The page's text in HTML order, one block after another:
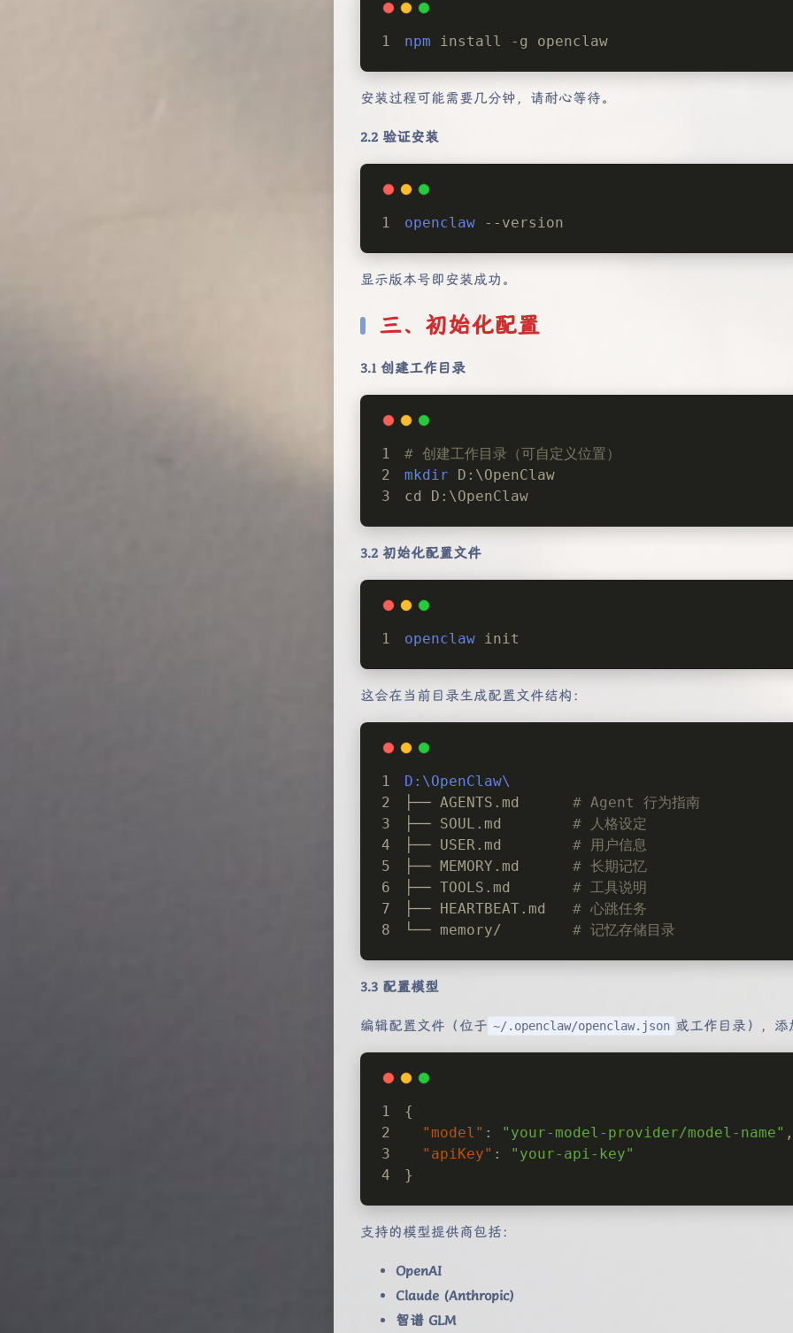
npm install -g openclaw
安装过程可能需要几分钟，请耐心等待。
2.2 验证安装
openclaw --version
显示版本号即安装成功。
三、初始化配置
3.1 创建工作目录
# 创建工作目录（可自定义位置）
mkdir D:\OpenClaw
cd D:\OpenClaw
3.2 初始化配置文件
openclaw init
这会在当前目录生成配置文件结构：
D:\OpenClaw\
├── AGENTS.md # Agent 行为指南
├── SOUL.md # 人格设定
├── USER.md # 用户信息
├── MEMORY.md # 长期记忆
├── TOOLS.md # 工具说明
├── HEARTBEAT.md # 心跳任务
└── memory/ # 记忆存储目录
3.3 配置模型
编辑配置文件（位于 ~/.openclaw/openclaw.json 或工作目录），
{
"model" : "your-model-provider/model-name" ,
"apiKey" :
"your-api-key"
}
支持的模型提供商包括：
OpenAI
Claude (Anthropic)
智谱 GLM